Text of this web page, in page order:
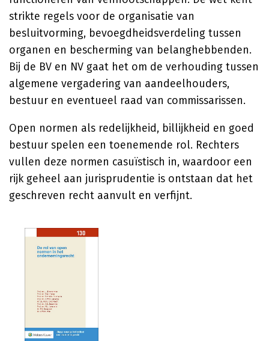
strikte regels voor de organisatie van
besluitvorming, bevoegdheidsverdeling tussen
organen en bescherming van belanghebbenden.
Bij de BV en NV gaat het om de verhouding tussen
algemene vergadering van aandeelhouders,
bestuur en eventueel raad van commissarissen.
Open normen als redelijkheid, billijkheid en goed
bestuur spelen een toenemende rol. Rechters
vullen deze normen casuïstisch in, waardoor een
rijk geheel aan jurisprudentie is ontstaan dat het
geschreven recht aanvult en verfijnt.